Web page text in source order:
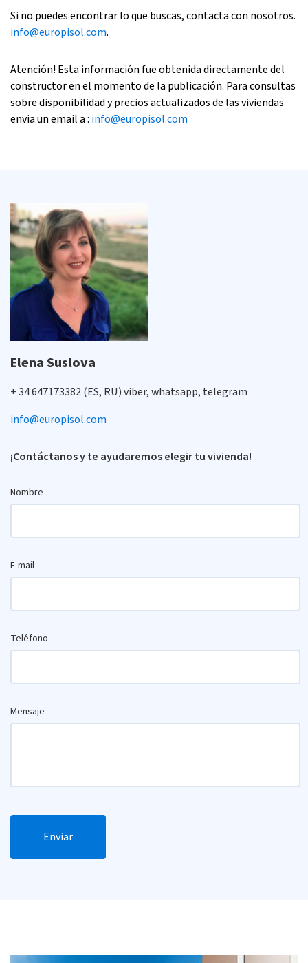
Si no puedes encontrar lo que buscas, contacta con nosotros.
info@europisol.com.
Atención! Esta información fue obtenida directamente del
constructor en el momento de la publicación. Para consultas
sobre disponibilidad y precios actualizados de las viviendas
envia un email a : info@europisol.com
Elena Suslova
+ 34 647173382 (ES, RU) viber, whatsapp, telegram
info@europisol.com
¡Contáctanos y te ayudaremos elegir tu vivienda!
Nombre
E-mail
Teléfono
Mensaje
Enviar